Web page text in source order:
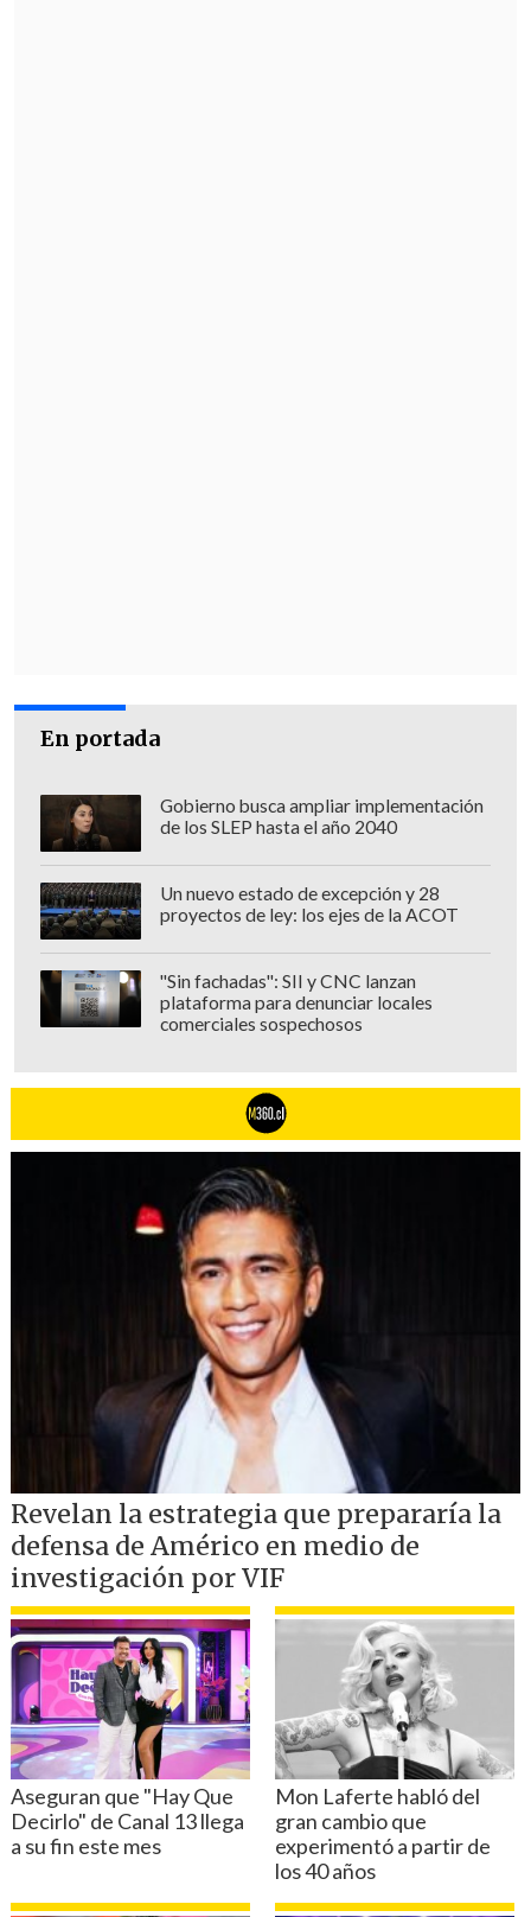
En portada
Gobierno busca ampliar implementación
de los SLEP hasta el año 2040
Un nuevo estado de excepción y 28
proyectos de ley: los ejes de la ACOT
"Sin fachadas": SII y CNC lanzan
plataforma para denunciar locales
comerciales sospechosos